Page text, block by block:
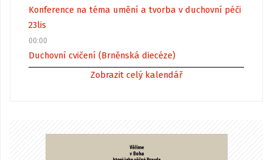
Konference na téma umění a tvorba v duchovní péči
23lis
00:00
Duchovní cvičení (Brněnská diecéze)
Zobrazit celý kalendář